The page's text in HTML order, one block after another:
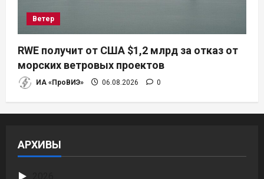
Ветер
RWE получит от США $1,2 млрд за отказ от
морских ветровых проектов
ИА «ПроВИЭ» 06.08.2026 0
АРХИВЫ